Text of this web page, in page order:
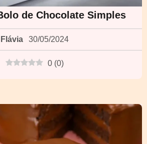
de Chocolate Simples
Flávia 30/05/2024
0 (0)